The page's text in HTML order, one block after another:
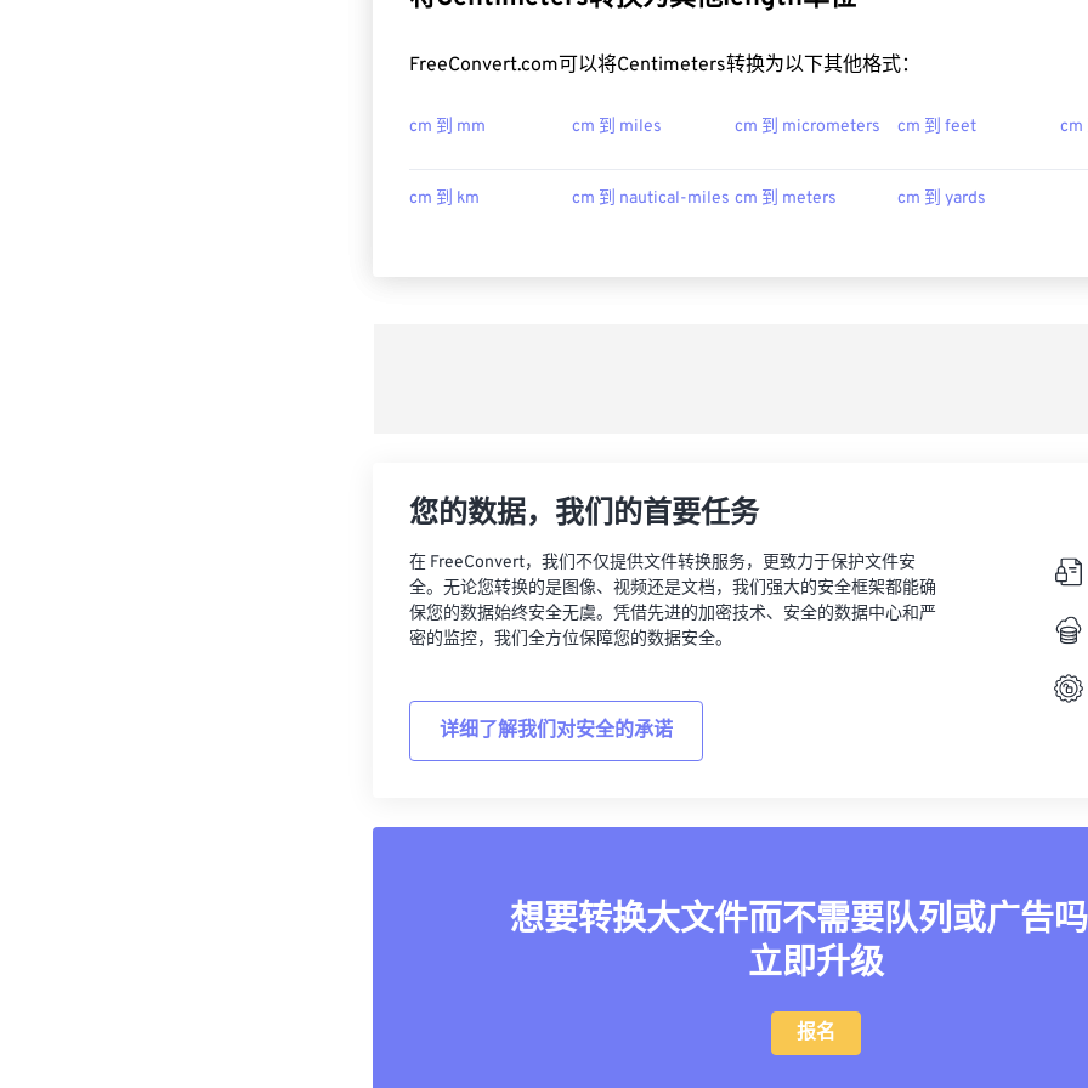
FreeConvert.com可以将Centimeters转换为以下其他格式：
cm 到 mm cm 到 miles cm 到 micrometers cm 到 feet cm
cm 到 km cm 到 nautical-miles cm 到 meters cm 到 yards
您的数据，我们的首要任务
在 FreeConvert，我们不仅提供文件转换服务，更致力于保护文件安
全。无论您转换的是图像、视频还是文档，我们强大的安全框架都能确
保您的数据始终安全无虞。凭借先进的加密技术、安全的数据中心和严
密的监控，我们全方位保障您的数据安全。
详细了解我们对安全的承诺
想要转换大文件而不需要队列或广告
立即升级
报名